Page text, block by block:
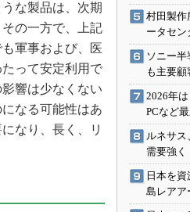
な製品は、次期
の一方で、上記
軍事および、医
って安定利用で
響は少なくない
なる可能性はあ
なり、長く、リ
村田製
ータセン
ソニー
も主要
2026年
PCなど
ルネサ
需要強く
日本を
島レアア